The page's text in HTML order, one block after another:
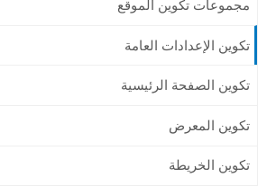
مجموعات تكوين الموقع
تكوين الإعدادات العامة
تكوين الصفحة الرئيسية
تكوين المعرض
تكوين الخريطة